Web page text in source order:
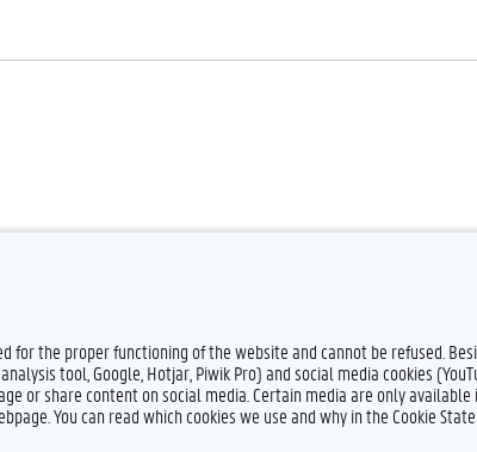
the proper functioning of the website and cannot be refused.
tool, Google, Hotjar, Piwik Pro) and social media cookies
or share content on social media. Certain media are only available
You can read which cookies we use and why in the Cookie